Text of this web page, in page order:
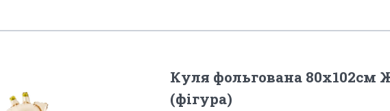
Куля фольгована 80х102см
(фігура)